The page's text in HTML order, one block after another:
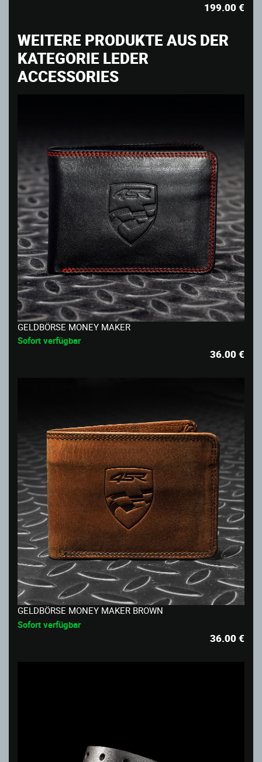
199.00€
WEITERE PRODUKTE AUS DER
KATEGORIE LEDER
ACCESSORIES
GELDBÖRSE MONEY MAKER
Sofort verfügbar
36.00€
GELDBÖRSE MONEY MAKER BROWN
Sofort verfügbar
36.00€